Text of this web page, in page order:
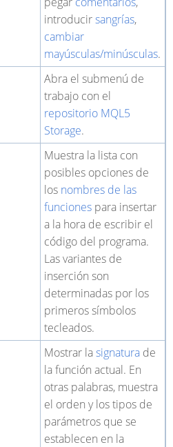
introducirsangrías,
cambiar
mayúsculas/minúsculas.
Abra el submenú de
trabajo con el
repositorio MQL5
Storage.
Muestra la lista con
posibles opciones de
los nombres de las
funciones para insertar
a la hora de escribir el
código del programa.
Las variantes de
inserción son
determinadas por los
primeros símbolos
tecleados.
Mostrar lasignatura de
la función actual. En
otras palabras, muestra
el orden y los tipos de
parámetros que se
establecen en la